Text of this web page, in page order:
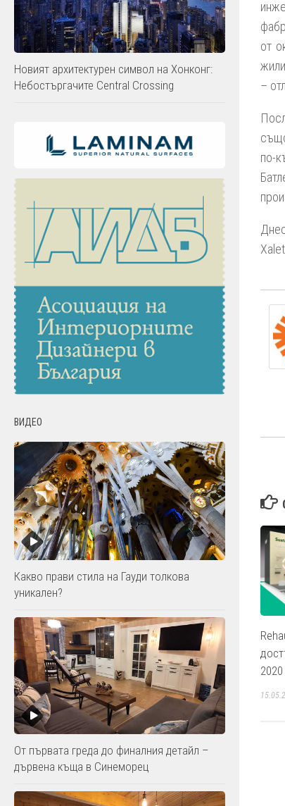
от
–
по-
2020
Новият архитектурен символ на Хонконг:
Небостъргачите Central Crossing
ВИДЕО
Какво прави стила на Гауди толкова
уникален?
От първата греда до финалния детайл –
дървена къща в Синеморец